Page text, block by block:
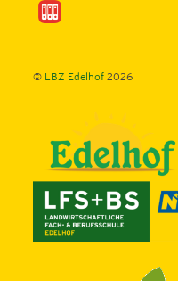
© LBZ Edelhof2026